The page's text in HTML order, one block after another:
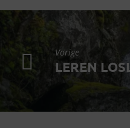
Vorige
LEREN